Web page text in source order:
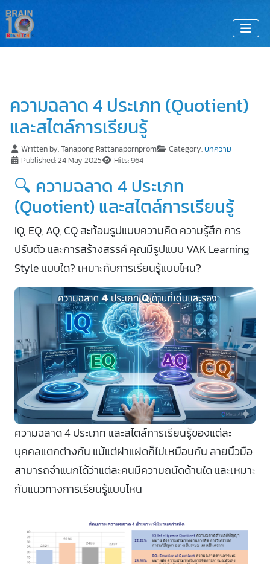
ความฉลาด 4 ประเภท (Quotient)
และสไตล์การเรียนรู้
Written by:Tanapong Rattanapornprom Category:บทความ
Published: 24 May 2025
Hits: 964
🔍 ความฉลาด 4 ประเภท
(Quotient) และสไตล์การเรียนรู้
IQ, EQ, AQ, CQ สะท้อนรูปแบบความคิด ความรู้สึก การ
ปรับตัว และการสร้างสรรค์ คุณมีรูปแบบ VAK Learning
Style แบบใด? เหมาะกับการเรียนรู้แบบไหน?
ความฉลาด 4 ประเภท และสไตล์การเรียนรู้ของแต่ละ
บุคคลแตกต่างกัน แม้แต่ฝาแฝดก็ไม่เหมือนกัน ลายนิ้วมือ
สามารถจำแนกได้ว่าแต่ละคนมีความถนัดด้านใด และเหมาะ
กับแนวทางการเรียนรู้แบบไหน